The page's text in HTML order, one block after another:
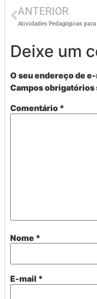
ANTERIOR
Deixe um
O seu endereço de
Campos obrigatórios
Comentário *
Nome *
E-mail *